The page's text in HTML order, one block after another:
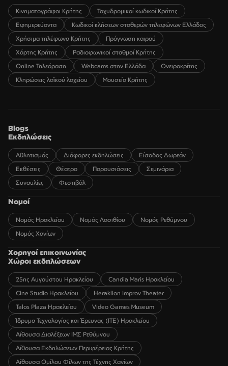
Κινηματογράφοι Κρήτης
Ταχυδρομικοί κωδικοί Κρήτης
Εφημερεύοντα
Κωδικοί κλήσεων σταθερών τηλεφώνων Ελλάδος
Χρήσιμα τηλέφωνα Κρήτης
Πρόγνωση καιρού
Χάρτης Κρήτης
Ραδιοφωνικοί σταθμοί Κρήτης
Online Τηλεόραση
Webcams στην Ελλάδα
Ονειροκρίτης
Κληρώσεις λαϊκού λαχείου
Μουσεία Κρήτης
Blogs
Εκδηλώσεις
Αθλητισμός Διάφορες εκδηλώσεις
Είσοδος Δωρεάν
Εκθέσεις
Θέατρο Παρουσιάσεις
Σεμινάρια
Συναυλίες
Φεστιβάλ
Νομοί
Νομός Ηρακλείου Νομός Λασιθίου
Νομός Ρεθύμνου
Νομός Χανίων
Χορηγοί επικοινωνίας
Χώροι εκδηλώσεων
25ης Αυγούστου Ηρακλείου
Candia Maris Ηρακλείου
Cine Studio Ηρακλείου
Heraklion Improv Theater
Talos Plaza Ηρακλείου
Video Games Museum
Ίδρυμα Τεχνολογίας και Έρευνας (ΙΤΕ) Ηρακλείου
Αίθουσα Διαλέξεων ΙΜΣ Ρεθύμνου
Αίθουσα Εκδηλώσεων Περιφέρειας Κρήτης
Αίθουσα Ομίλου Φίλων της Τέχνης Χανίων